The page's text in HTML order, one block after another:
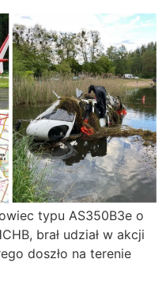
typu AS350B3e o
brał udział w akcji
doszło na terenie